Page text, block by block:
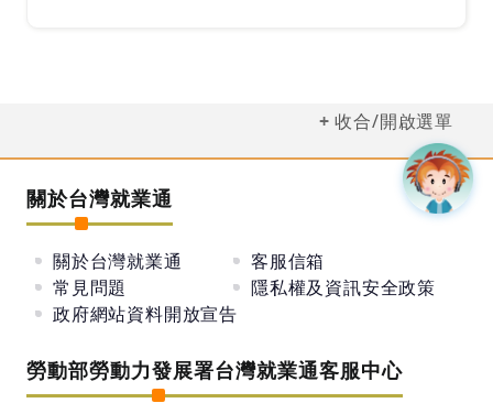
收合/開啟選單
關於台灣就業通
關於台灣就業通
客服信箱
常見問題
隱私權及資訊安全政策
政府網站資料開放宣告
勞動部勞動力發展署台灣就業通客服中心